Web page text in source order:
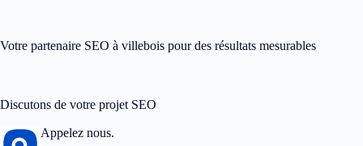
Votre partenaire SEO à villebois pour des résultats mesurables
Discutons de votre projet SEO
Appelez nous.